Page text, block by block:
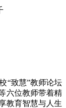
“致慧”教师论坛
六位教师带着精
教育智慧与人生